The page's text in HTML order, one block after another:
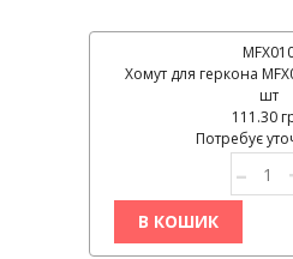
Хомут для геркона
шт
111.30
Потребує
–
В КОШИК